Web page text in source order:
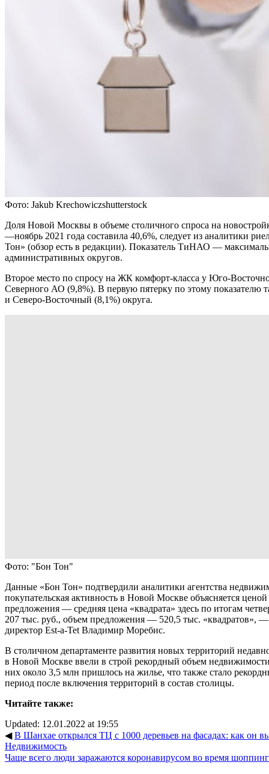
Фото: Jakub Krechowiczshutterstock
Доля Новой Москвы в объеме столичного спроса на
—ноябрь 2021 года составила 40,6%, следует из аналитики
Тон» (обзор есть в редакции). Показатель ТиНАО —
административных округов.
Второе место по спросу на ЖК комфорт-класса у Юго-
Северного АО (9,8%). В первую пятерку по этому показателю
и Северо-Восточный (8,1%) округа.
Фото: "Бон Тон"
Данные «Бон Тон» подтвердили аналитики агентства
покупательская активность в Новой Москве объясняется
предложения — средняя цена «квадрата» здесь по итогам
207 тыс. руб., объем предложения — 520,5 тыс. «квадратов»,
директор Est-a-Tet Владимир Моребис.
В столичном департаменте развития новых территорий
в Новой Москве ввели в строй рекордный объем
них около 3,5 млн пришлось на жилье, что также стало
период после включения территорий в состав столицы.
Читайте также:
Updated: 12.01.2022 at 19:55
◀В Шанхае открылся ТЦ с 1000 деревьев на фасадах: как он
Недвижимость
Чаще всего люди заражаются коронавирусом во время